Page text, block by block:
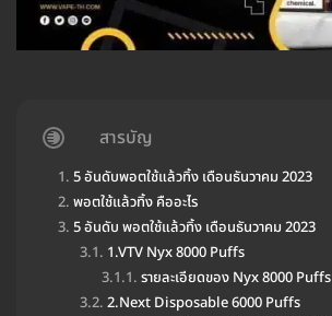
สารบัญ
5 อันดับพอตใช้แล้วทิ้ง เดือนธันวาคม 2023
พอตใช้แล้วทิ้ง คืออะไร
5 อันดับ พอตใช้แล้วทิ้ง เดือนธันวาคม 2023
1.VTV Nyx 8000 Puffs
รายละเอียดของ Nyx 8000 Puffs
2.Next Disposable 6000 Puffs